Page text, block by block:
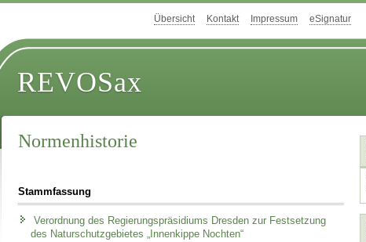
Übersicht Kontakt Impressum eSignatur
REVOSax
Normenhistorie
Stammfassung
Verordnung des Regierungspräsidiums Dresden zur Festsetzung
des Naturschutzgebietes „Innenkippe Nochten“